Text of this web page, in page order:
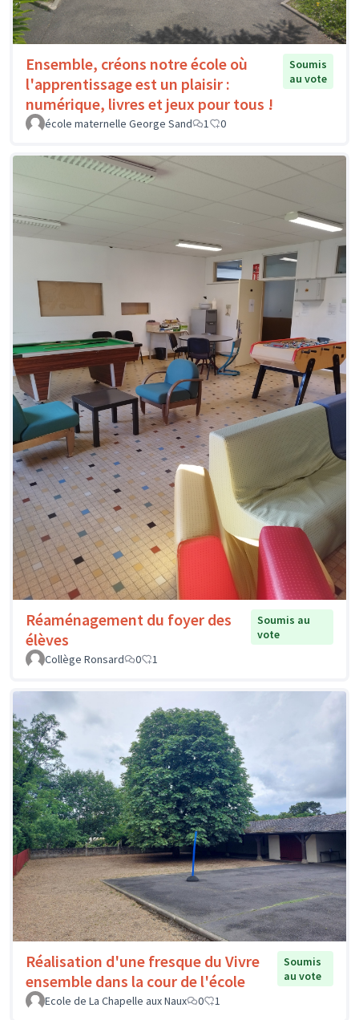
Ensemble, créons notre école où
l'apprentissage est un plaisir :
numérique, livres et jeux pour tous !
Soumis
au vote
école maternelle George Sand 1 0
Réaménagement du foyer des
élèves
Soumis au
vote
Collège Ronsard
0 1
Réalisation d'une fresque du Vivre
ensemble dans la cour de l'école
Soumis
au vote
Ecole de La Chapelle aux Naux
0 1